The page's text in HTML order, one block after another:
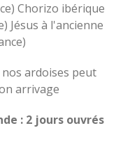
Chorizo ibérique
Jésus à l'ancienne
ardoises peut
arrivage
: 2 jours ouvrés